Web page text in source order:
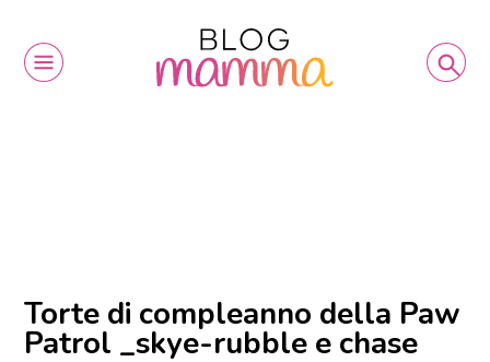
Torte di compleanno della Paw
Patrol _skye-rubble e chase